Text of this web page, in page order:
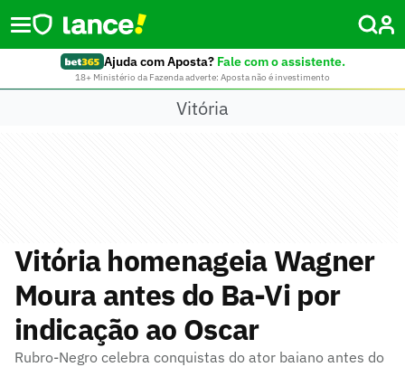
Ajuda com Aposta? Fale com o assistente.
18+ Ministério da Fazenda adverte: Aposta não é investimento
Vitória
Vitória homenageia Wagner
Moura antes do Ba-Vi por
indicação ao Oscar
Rubro-Negro celebra conquistas do ator baiano antes do